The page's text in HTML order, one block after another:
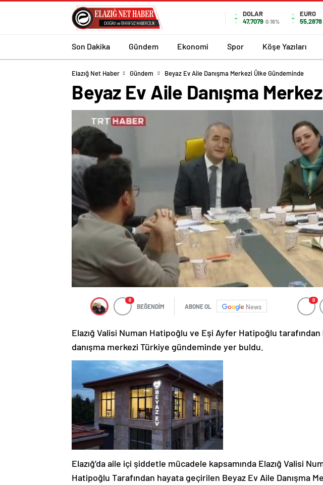
DOLAR
47,7079 0.16%
EURO
55,2878
Son Dakika Gündem Ekonomi Spor Köşe Yazıları
Elazığ Net Haber Gündem Beyaz Ev Aile Danışma Merkezi Ülke Gündeminde
Beyaz Ev Aile Danışma
0
BEĞENDİM ABONE OL News
0
Elazığ Valisi Numan Hatipoğlu ve Eşi Ayfer Hatipoğlu
danışma merkezi Türkiye gündeminde yer buldu.
Elazığ’da aile içi şiddetle mücadele kapsamında Elazığ Valisi
Hatipoğlu Tarafından hayata geçirilen Beyaz Ev Aile Danışma